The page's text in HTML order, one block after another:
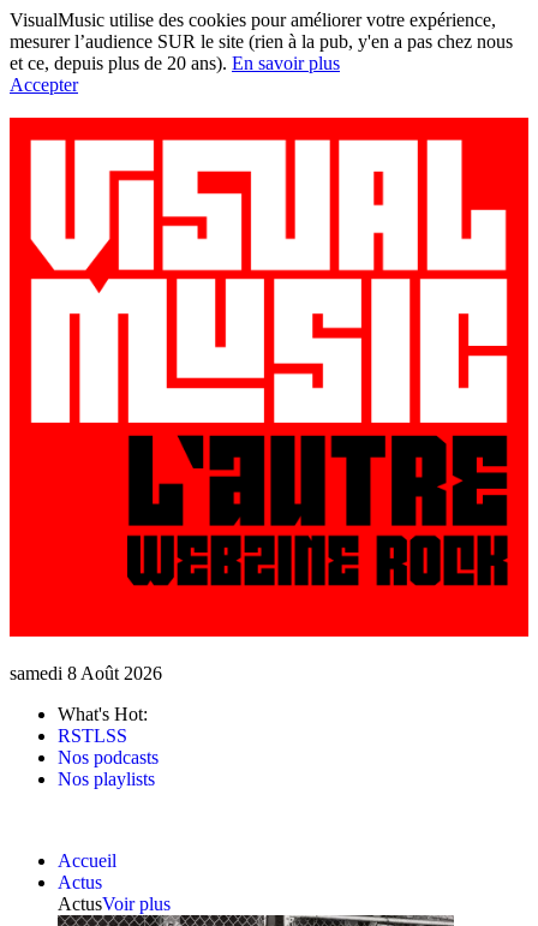
VisualMusic utilise des cookies pour améliorer votre expérience,
mesurer l’audience SUR le site (rien à la pub, y'en a pas chez nous
et ce, depuis plus de 20 ans). En savoir plus
Accepter
samedi 8 Août 2026
What's Hot:
RSTLSS
Nos podcasts
Nos playlists
Accueil
Actus
ActusVoir plus